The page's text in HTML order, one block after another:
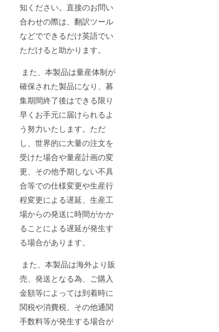
知ください。直接のお問い
合わせの際は、翻訳ツール
などでできるだけ英語でい
ただけると助かります。
また、本製品は量産体制が
確保された製品になり、募
集期間終了後はできる限り
早くお手元に届けられるよ
う努力いたします。ただ
し、世界的に大量の注文を
受けた場合や量産計画の変
更、その他予期しない不具
合等での仕様変更や生産行
程変更による遅延、生産工
場からの発送に時間がかか
ることによる遅延が発生す
る場合があります。
また、本製品は海外より販
売、発送となる為、ご購入
金額等によっては到着時に
関税や消費税、その他通関
手数料等が発生する場合が